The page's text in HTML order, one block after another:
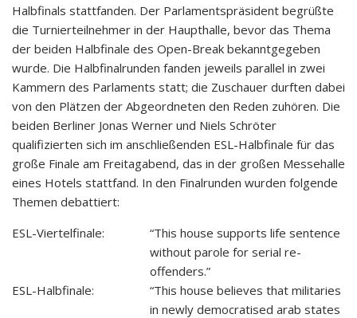
Halbfinals stattfanden. Der Parlamentspräsident begrüßte
die Turnierteilnehmer in der Haupthalle, bevor das Thema
der beiden Halbfinale des Open-Break bekanntgegeben
wurde. Die Halbfinalrunden fanden jeweils parallel in zwei
Kammern des Parlaments statt; die Zuschauer durften dabei
von den Plätzen der Abgeordneten den Reden zuhören. Die
beiden Berliner Jonas Werner und Niels Schröter
qualifizierten sich im anschließenden ESL-Halbfinale für das
große Finale am Freitagabend, das in der großen Messehalle
eines Hotels stattfand. In den Finalrunden wurden folgende
Themen debattiert:
ESL-Viertelfinale:
“This house supports life sentence
without parole for serial re-
offenders.”
ESL-Halbfinale:
“This house believes that militaries
in newly democratised arab states